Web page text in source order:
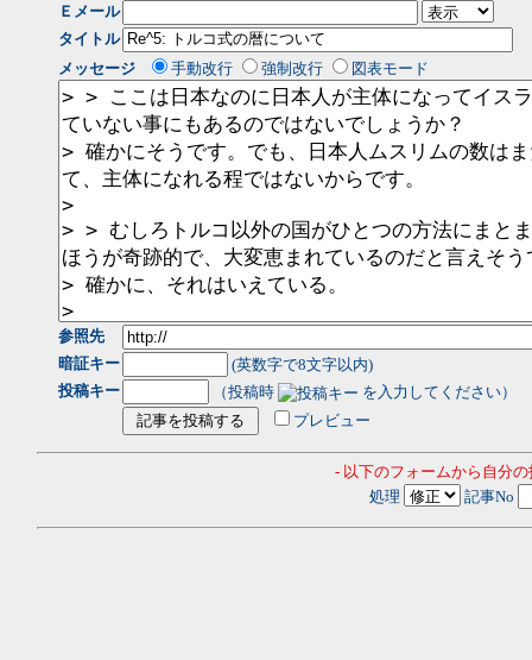
Ｅメール
タイトル
メッセージ
手動改行 強制改行 図表モード
参照先
暗証キー
(英数字で8文字以内)
投稿キー
（投稿時
を入力してください）
プレビュー
- 以下のフォームから自分
処理
記事No